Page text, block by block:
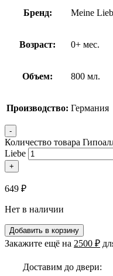
Бренд: Meine
Возраст: 0+ мес.
Объем: 800 мл.
Производство: Германия
-
Количество товара
Liebe
+
649 ₽
Нет в наличии
Добавить в корзину
Закажите ещё на 2500 ₽
Доставим до двери: